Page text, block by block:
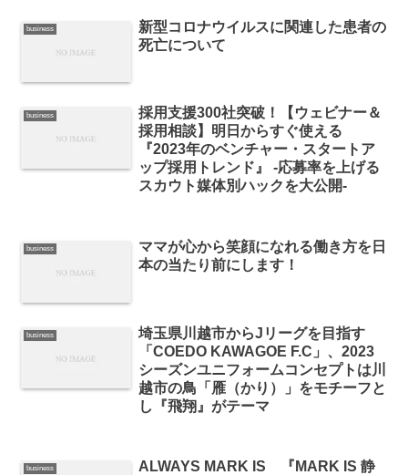
business
新型コロナウイルスに関連した患者の
死亡について
business
採用支援300社突破！【ウェビナー＆
採用相談】明日からすぐ使える
『2023年のベンチャー・スタートア
ップ採用トレンド』 -応募率を上げる
スカウト媒体別ハックを大公開-
business
ママが心から笑顔になれる働き方を日
本の当たり前にします！
business
埼玉県川越市からJリーグを目指す
「COEDO KAWAGOE F.C」、2023
シーズンユニフォームコンセプトは川
越市の鳥「雁（かり）」をモチーフと
し『飛翔』がテーマ
business
ALWAYS MARK IS 『MARK IS 静